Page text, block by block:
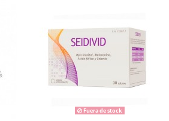
Fuera de stock